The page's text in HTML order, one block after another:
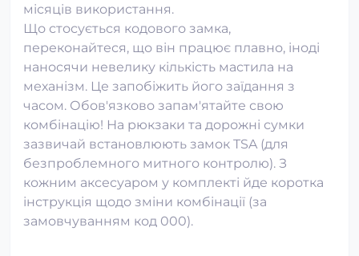
місяців використання.
Що стосується кодового замка,
переконайтеся, що він працює плавно, іноді
наносячи невелику кількість мастила на
механізм. Це запобіжить його заїдання з
часом. Обов'язково запам'ятайте свою
комбінацію! На рюкзаки та дорожні сумки
зазвичай встановлюють замок TSA (для
безпроблемного митного контролю). З
кожним аксесуаром у комплекті йде коротка
інструкція щодо зміни комбінації (за
замовчуванням код 000).